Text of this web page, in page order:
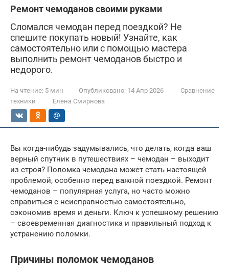
Ремонт чемоданов своими руками
Сломался чемодан перед поездкой? Не
спешите покупать новый! Узнайте, как
самостоятельно или с помощью мастера
выполнить ремонт чемоданов быстро и
недорого.
На чтение: 5 мин Опубликовано: 14 Апр 2026
Сравнение
техники
Елена Смирнова
Вы когда-нибудь задумывались, что делать, когда ваш
верный спутник в путешествиях – чемодан – выходит
из строя? Поломка чемодана может стать настоящей
проблемой, особенно перед важной поездкой. Ремонт
чемоданов – популярная услуга, но часто можно
справиться с неисправностью самостоятельно,
сэкономив время и деньги. Ключ к успешному решению
– своевременная диагностика и правильный подход к
устранению поломки.
Причины поломок чемоданов